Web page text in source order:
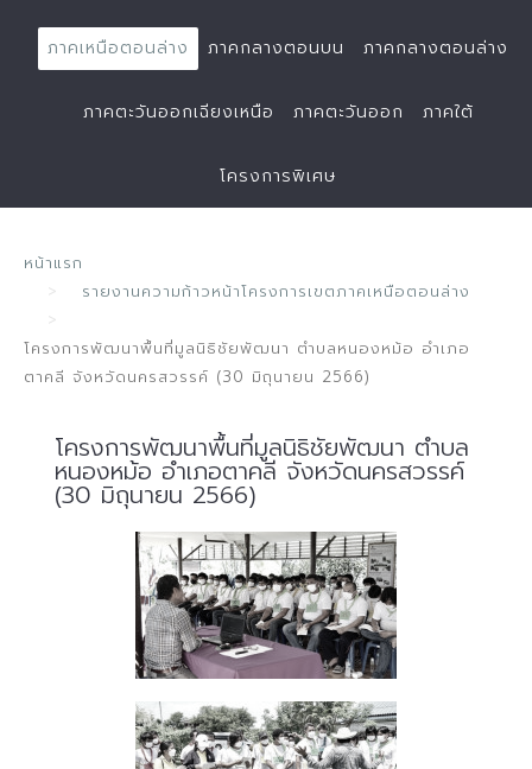
ภาคเหนือตอนล่าง ภาคกลางตอนบน ภาคกลางตอนล่าง
ภาคตะวันออกเฉียงเหนือ ภาคตะวันออก ภาคใต้
โครงการพิเศษ
หน้าแรก
รายงานความก้าวหน้าโครงการเขตภาคเหนือตอนล่าง
โครงการพัฒนาพื้นที่มูลนิธิชัยพัฒนา ตำบลหนองหม้อ อำเภอ
ตาคลี จังหวัดนครสวรรค์ (30 มิถุนายน 2566)
โครงการพัฒนาพื้นที่มูลนิธิชัยพัฒนา ตำบล
หนองหม้อ อำเภอตาคลี จังหวัดนครสวรรค์
(30 มิถุนายน 2566)